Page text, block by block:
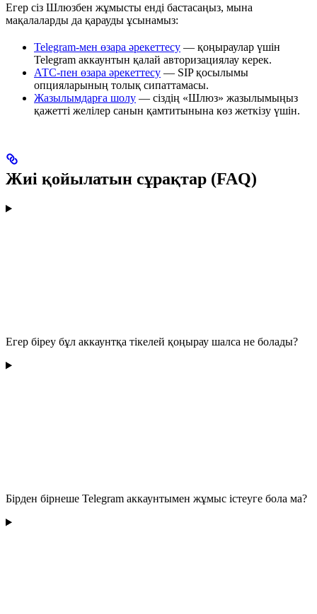
Егер сіз Шлюзбен жұмысты енді бастасаңыз, мына
мақалаларды да қарауды ұсынамыз:
Telegram-мен өзара әрекеттесу — қоңыраулар үшін
Telegram аккаунтын қалай авторизациялау керек.
АТС-пен өзара әрекеттесу — SIP қосылымы
опцияларының толық сипаттамасы.
Жазылымдарға шолу — сіздің «Шлюз» жазылымыңыз
қажетті желілер санын қамтитынына көз жеткізу үшін.
Жиі қойылатын сұрақтар (FAQ)
Егер біреу бұл аккаунтқа тікелей қоңырау шалса не болады?
Бірден бірнеше Telegram аккаунтымен жұмыс істеуге бола ма?